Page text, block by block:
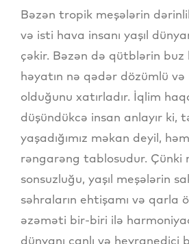
Bəzən tropik meşələrin
və isti hava insanı yaşıl
çəkir. Bəzən də qütblərin
həyatın nə qədər dözümlü və
olduğunu xatırladır. İqlim
düşündükcə insan anlayır ki,
yaşadığımız məkan deyil,
rəngarəng tablosudur. Çünki
sonsuzluğu, yaşıl meşələrin
səhraların ehtişamı və qarla
əzəməti bir-biri ilə
dünyanı canlı və heyranedici